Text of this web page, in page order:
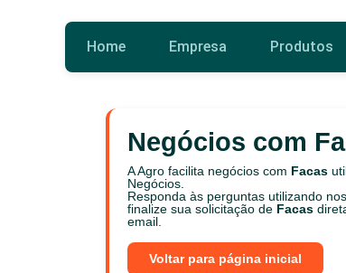
Home Empresa Produtos
Negócios com
A Agro facilita negócios com Facas
Negócios.
Responda às perguntas utilizando
finalize sua solicitação de Facas
email.
Voltar para página inicial